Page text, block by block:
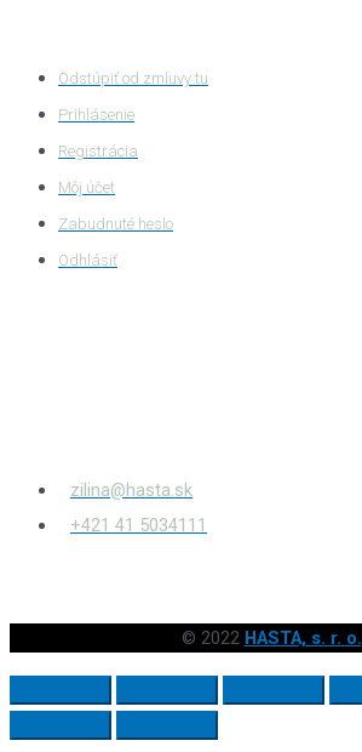
Odstúpiť od zmluvy tu
Prihlásenie
Registrácia
Môj účet
Zabudnuté heslo
Odhlásiť
zilina@hasta.sk
+421 41 5034111
© 2022 HASTA, s. r. o.